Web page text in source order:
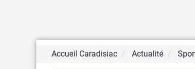
Accueil Caradisiac Actualité